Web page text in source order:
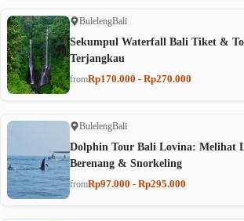
BulelengBali
Sekumpul Waterfall Bali Tiket &
Terjangkau
fromRp170.000 - Rp270.000
BulelengBali
Dolphin Tour Bali Lovina: Melihat
Berenang & Snorkeling
fromRp97.000 - Rp295.000